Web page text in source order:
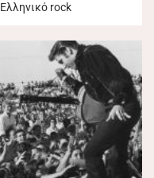
Ελληνικό rock